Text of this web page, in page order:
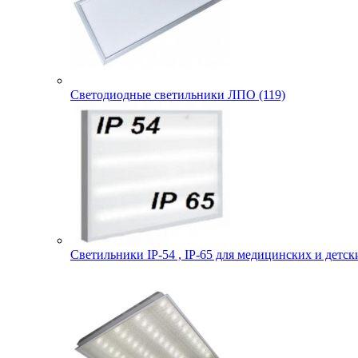
Светодиодные светильники ЛПО (119)
Светильники IP-54 , IP-65 для медицинских и